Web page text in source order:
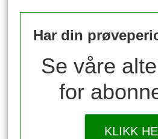
Har din
Se våre
for
KLIKK